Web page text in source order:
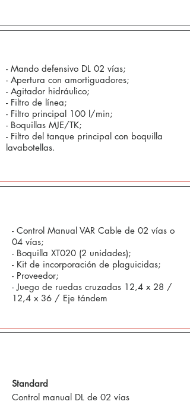
- Mando defensivo DL 02 vías;
- Apertura con amortiguadores;
- Agitador hidráulico;
- Filtro de línea;
- Filtro principal 100 l/min;
- Boquillas MJE/TK;
- Filtro del tanque principal con boquilla
lavabotellas.
- Control Manual VAR Cable de 02 vías o
04 vías;
- Boquilla XT020 (2 unidades);
- Kit de incorporación de plaguicidas;
- Proveedor;
- Juego de ruedas cruzadas 12,4 x 28 /
12,4 x 36 / Eje tándem
Standard
Control manual DL de 02 vías